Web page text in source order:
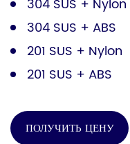
304 SUS + Nylon
304 SUS + ABS
201 SUS + Nylon
201 SUS + ABS
ПОЛУЧИТЬ ЦЕНУ